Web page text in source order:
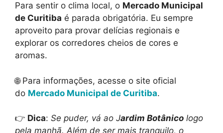
Para sentir o clima local, o Mercado Municipal
de Curitiba é parada obrigatória. Eu sempre
aproveito para provar delícias regionais e
explorar os corredores cheios de cores e
aromas.
🌐 Para informações, acesse o site oficial
do Mercado Municipal de Curitiba.
👉 Dica: Se puder, vá ao Jardim Botânico logo
pela manhã. Além de ser mais tranquilo, o